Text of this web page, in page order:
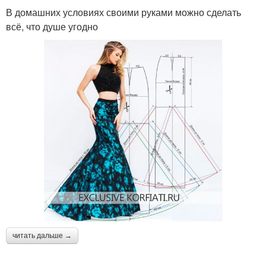
В домашних условиях своими руками можно сделать
всё, что душе угодно
читать дальше →